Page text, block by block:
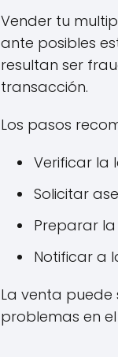
Vender tu
ante posibles
resultan ser
transacción.
Los pasos
Verificar la
Solicitar
Preparar
Notificar a
La venta
problemas en